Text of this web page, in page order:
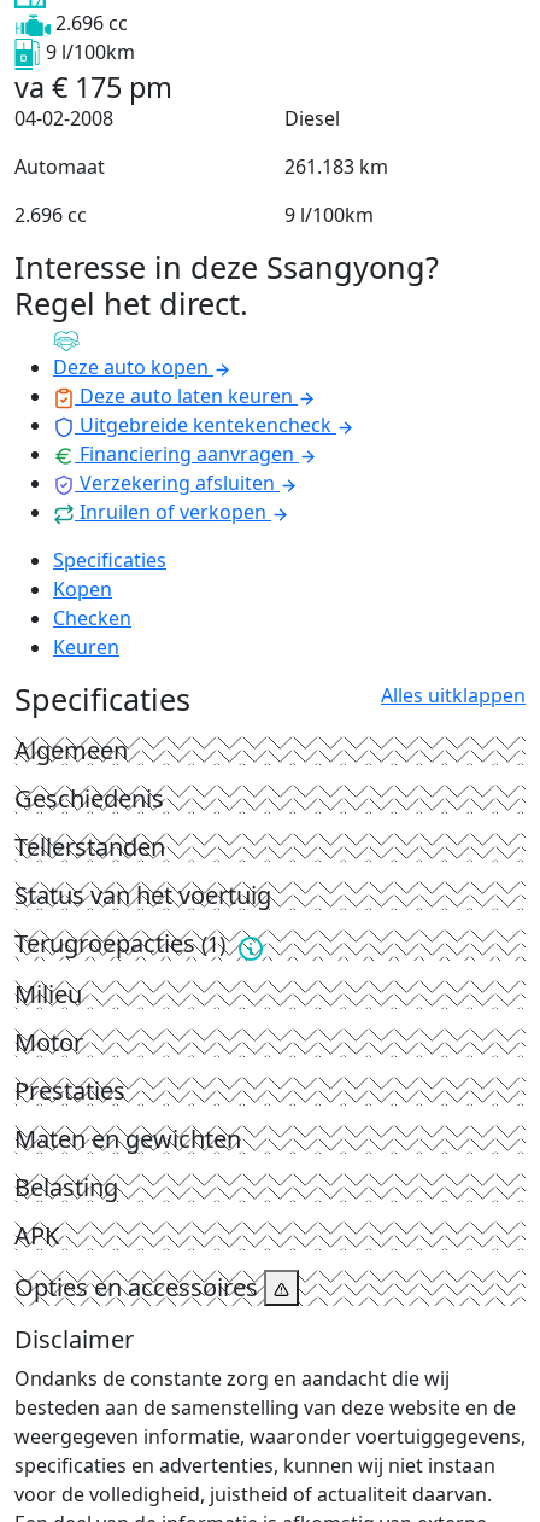
2.696 cc
9 l/100km
va € 175 pm
04-02-2008
Diesel
Automaat
261.183 km
2.696 cc
9 l/100km
Interesse in deze Ssangyong?
Regel het direct.
Deze auto kopen
Deze auto laten keuren
Uitgebreide kentekencheck
Financiering aanvragen
Verzekering afsluiten
Inruilen of verkopen
Specificaties
Kopen
Checken
Keuren
Specificaties Alles uitklappen
Algemeen
Geschiedenis
Tellerstanden
Status van het voertuig
Terugroepacties(1)
Milieu
Motor
Prestaties
Maten en gewichten
Belasting
APK
Opties en accessoires
Disclaimer
Ondanks de constante zorg en aandacht die wij
besteden aan de samenstelling van deze website en de
weergegeven informatie, waaronder voertuiggegevens,
specificaties en advertenties, kunnen wij niet instaan
voor de volledigheid, juistheid of actualiteit daarvan.